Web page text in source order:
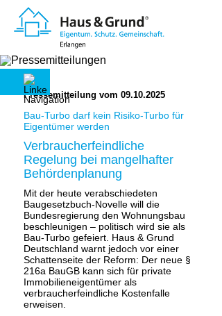
Pressemitteilung vom 09.10.2025
Bau-Turbo darf kein Risiko-Turbo für
Eigentümer werden
Verbraucherfeindliche
Regelung bei mangelhafter
Behördenplanung
Mit der heute verabschiedeten
Baugesetzbuch-Novelle will die
Bundesregierung den Wohnungsbau
beschleunigen – politisch wird sie als
Bau-Turbo gefeiert. Haus & Grund
Deutschland warnt jedoch vor einer
Schattenseite der Reform: Der neue §
216a BauGB kann sich für private
Immobilieneigentümer als
verbraucherfeindliche Kostenfalle
erweisen.